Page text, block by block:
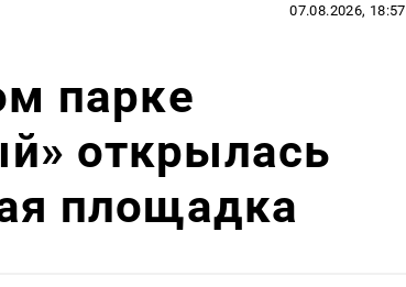
07.08.2026, 18:57
парке
открылась
площадка